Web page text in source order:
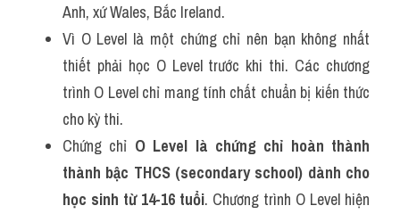
Anh, xứ Wales, Bắc Ireland.
Vì O Level là một chứng chỉ nên bạn không nhất
thiết phải học O Level trước khi thi. Các chương
trình O Level chỉ mang tính chất chuẩn bị kiến thức
cho kỳ thi.
Chứng chỉ O Level là chứng chỉ hoàn thành
thành bậc THCS (secondary school) dành cho
học sinh từ 14-16 tuổi. Chương trình O Level hiện